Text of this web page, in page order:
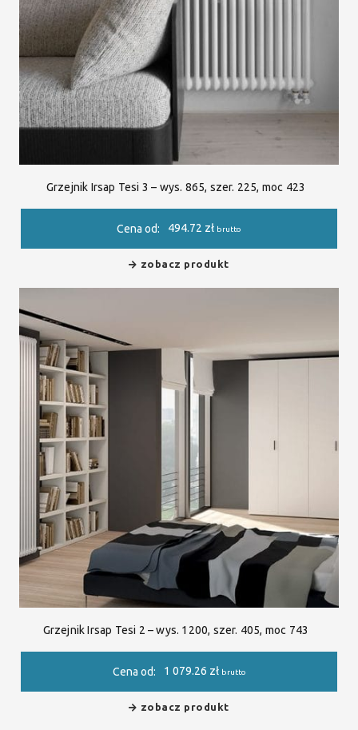
Grzejnik Irsap Tesi 3 – wys. 865, szer. 225, moc 423
Cena od: 494.72 zł brutto
zobacz produkt
Grzejnik Irsap Tesi 2 – wys. 1200, szer. 405, moc 743
Cena od: 1 079.26 zł brutto
zobacz produkt